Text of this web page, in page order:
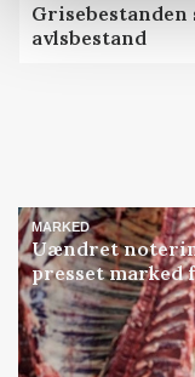
avlsbestand
MARKED
Uændret
presset marked